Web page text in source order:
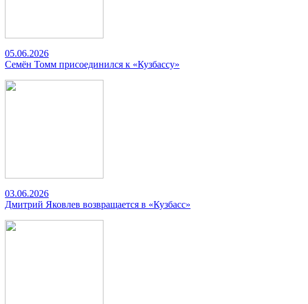
05.06.2026
Семён Томм присоединился к «Кузбассу»
03.06.2026
Дмитрий Яковлев возвращается в «Кузбасс»